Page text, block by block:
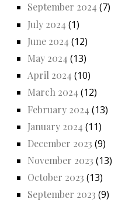
September 2024 (7)
July 2024 (1)
June 2024 (12)
May 2024 (13)
April 2024 (10)
March 2024 (12)
February 2024 (13)
January 2024 (11)
December 2023 (9)
November 2023 (13)
October 2023 (13)
September 2023 (9)